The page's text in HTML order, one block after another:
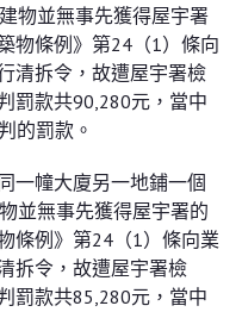
物並無事先獲得屋宇署
物條例》第24（1）條向
清拆令，故遭屋宇署檢
罰款共90,280元，當中
的罰款。
一幢大廈另一地鋪一個
並無事先獲得屋宇署的
條例》第24（1）條向業
拆令，故遭屋宇署檢
罰款共85,280元，當中